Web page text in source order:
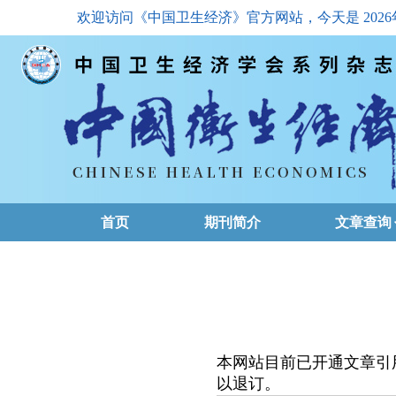
欢迎访问《中国卫生经济》官方网站，今天是
首页 期刊简介 文章查询
下载排名
本网站目前已开通文章
以退订。